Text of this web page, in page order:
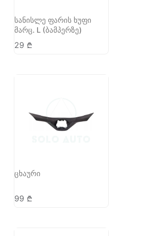
სანისლე ფარის ხუფი
მარც. L (ბამპერზე)
29 ₾
ცხაური
99 ₾